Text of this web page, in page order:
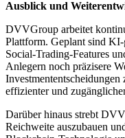
Ausblick und
DVVGroup arbeitet
Plattform. Geplant sind
Social-Trading-Features
Anlegern noch präzisere
effizienter und
Darüber hinaus strebt
Reichweite auszubauen